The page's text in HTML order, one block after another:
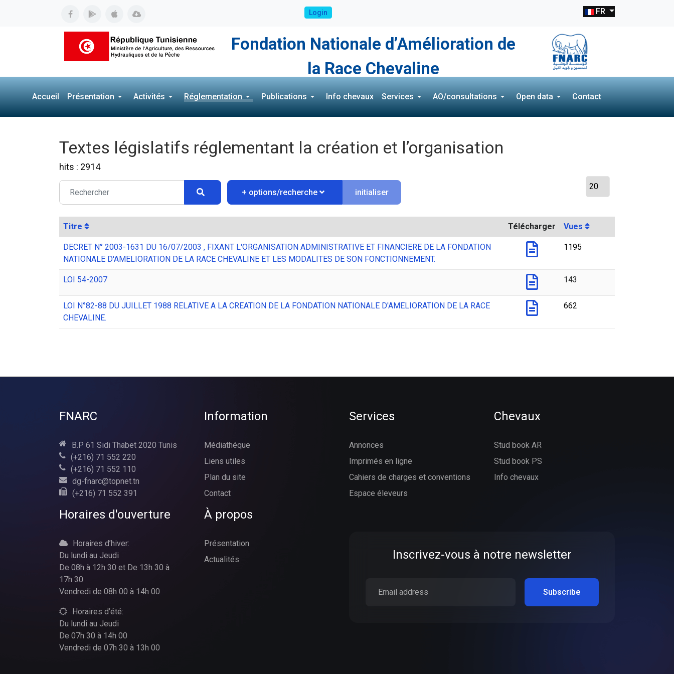
Login FR
Fondation Nationale d’Amélioration de
la Race Chevaline
Accueil Présentation Activités Réglementation Publications Info chevaux Services AO/consultations Open data Contact
Textes législatifs réglementant la création et l’organisation
hits : 2914
+ options/recherche initialiser
Titre Télécharger Vues
DECRET N° 2003-1631 DU 16/07/2003 , FIXANT L'ORGANISATION ADMINISTRATIVE ET FINANCIERE DE LA FONDATION
NATIONALE D'AMELIORATION DE LA RACE CHEVALINE ET LES MODALITES DE SON FONCTIONNEMENT.
1195
LOI 54-2007 143
LOI N°82-88 DU JUILLET 1988 RELATIVE A LA CREATION DE LA FONDATION NATIONALE D'AMELIORATION DE LA RACE
CHEVALINE.
662
FNARC
B.P 61 Sidi Thabet 2020 Tunis
(+216) 71 552 220
(+216) 71 552 110
dg-fnarc@topnet.tn
(+216) 71 552 391
Horaires d'ouverture
Horaires d’hiver:
Du lundi au Jeudi
De 08h à 12h 30 et De 13h 30 à
17h 30
Vendredi de 08h 00 à 14h 00
Horaires d’été:
Du lundi au Jeudi
De 07h 30 à 14h 00
Vendredi de 07h 30 à 13h 00
Information
Médiathéque
Liens utiles
Plan du site
Contact
À propos
Présentation
Actualités
Services
Annonces
Imprimés en ligne
Cahiers de charges et conventions
Espace éleveurs
Chevaux
Stud book AR
Stud book PS
Info chevaux
Inscrivez-vous à notre newsletter